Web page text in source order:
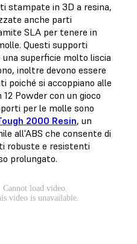
stampate in 3D a resina,
anche parti
SLA per tenere in
Questi supporti
una superficie molto liscia
inoltre devono essere
poiché si accoppiano alle
Powder con un gioco
per le molle sono
2000 Resin, un
all'ABS che consente di
robuste e resistenti
prolungato.